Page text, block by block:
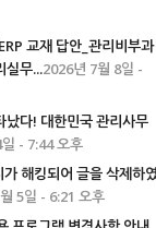
교재 답안_관리비부과
실무...2026년 7월 8일 -
났다! 대한민국 관리사무
- 7:44 오후
해킹되어 글을 삭제하
5일 - 6:21 오후